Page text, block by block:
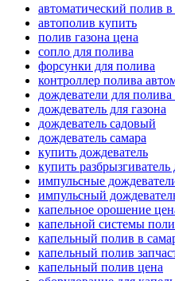
автоматический полив в
автополив купить
полив газона цена
сопло для полива
форсунки для полива
контроллер полива
дождеватели для
дождеватель для газона
дождеватель садовый
дождеватель самара
купить дождеватель
купить
импульсные
импульсный
капельное орошение
капельной системы
капельный полив в
капельный полив
капельный полив цена